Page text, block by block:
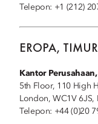
Telepon: +1 (212)
EROPA,
Kantor
5th Floor, 110 High
London, WC1V 6JS,
Telepon: +44 (0)20